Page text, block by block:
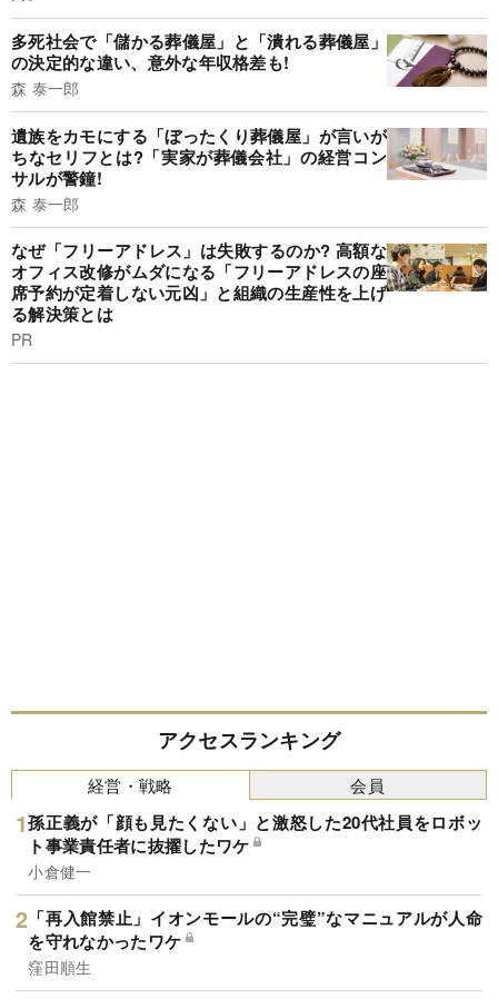
多死社会で「儲かる葬儀屋」と「潰れる葬儀屋」
の決定的な違い、意外な年収格差も!
森 泰一郎
遺族をカモにする「ぼったくり葬儀屋」が言いが
ちなセリフとは?「実家が葬儀会社」の経営コン
サルが警鐘!
森 泰一郎
なぜ「フリーアドレス」は失敗するのか? 高額な
オフィス改修がムダになる「フリーアドレスの座
席予約が定着しない元凶」と組織の生産性を上げ
る解決策とは
PR
アクセスランキング
経営・戦略
孫正義が「顔も見たくない」と激怒した20代社員をロボッ
ト事業責任者に抜擢したワケ
小倉健一
「再入館禁止」イオンモールの“完璧”なマニュアルが人命
を守れなかったワケ
窪田順生
会員